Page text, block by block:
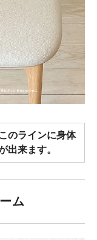
のラインに身体
出来ます。
ム